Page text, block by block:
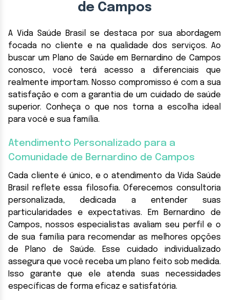
de Campos
A Vida Saúde Brasil se destaca por sua abordagem
focada no cliente e na qualidade dos serviços. Ao
buscar um Plano de Saúde em Bernardino de Campos
conosco, você terá acesso a diferenciais que
realmente importam. Nosso compromisso é com a sua
satisfação e com a garantia de um cuidado de saúde
superior. Conheça o que nos torna a escolha ideal
para você e sua família.
Atendimento Personalizado para a
Comunidade de Bernardino de Campos
Cada cliente é único, e o atendimento da Vida Saúde
Brasil reflete essa filosofia. Oferecemos consultoria
personalizada, dedicada a entender suas
particularidades e expectativas. Em Bernardino de
Campos, nossos especialistas avaliam seu perfil e o
de sua família para recomendar as melhores opções
de Plano de Saúde. Esse cuidado individualizado
assegura que você receba um plano feito sob medida.
Isso garante que ele atenda suas necessidades
específicas de forma eficaz e satisfatória.